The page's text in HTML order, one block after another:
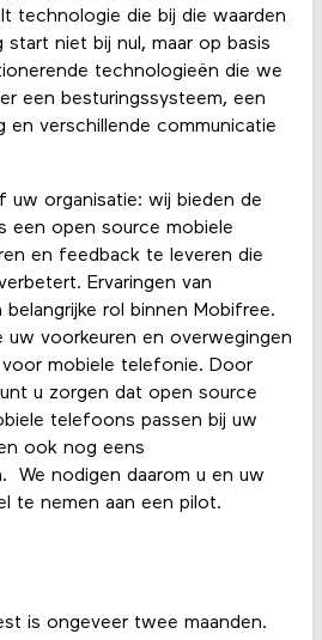
technologie die bij die waarden
start niet bij nul, maar op basis
technologieën die we
een besturingssysteem, een
en verschillende communicatie
uw organisatie: wij bieden de
een open source mobiele
en feedback te leveren die
Ervaringen van
belangrijke rol binnen Mobifree.
uw voorkeuren en overwegingen
mobiele telefonie. Door
u zorgen dat open source
telefoons passen bij uw
ook nog eens
We nodigen daarom u en uw
te nemen aan een pilot.
is ongeveer twee maanden.